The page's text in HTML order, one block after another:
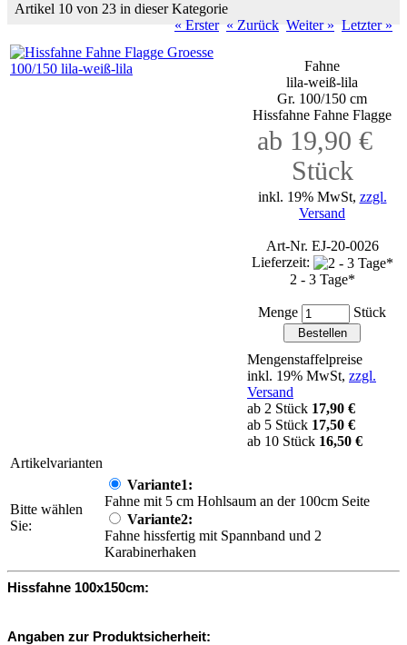
Artikel 10 von 23 in dieser Kategorie
« Erster « Zurück Weiter » Letzter »
Fahne
lila-weiß-lila
Gr. 100/150 cm
Hissfahne Fahne Flagge
ab 19,90 €
Stück
inkl. 19% MwSt, zzgl.
Versand
Art-Nr. EJ-20-0026
Lieferzeit:
2 - 3 Tage*
Menge Stück
Mengenstaffelpreise
inkl. 19% MwSt, zzgl.
Versand
ab 2 Stück 17,90 €
ab 5 Stück 17,50 €
ab 10 Stück 16,50 €
Artikelvarianten
Bitte wählen
Sie:
Variante1:
Fahne mit 5 cm Hohlsaum an der 100cm Seite
Variante2:
Fahne hissfertig mit Spannband und 2
Karabinerhaken
Hissfahne 100x150cm:
Angaben zur Produktsicherheit: